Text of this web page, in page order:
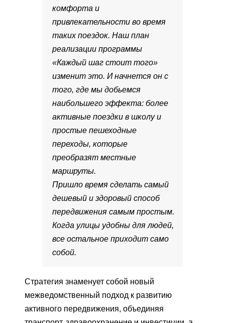
комфорта и
привлекательности во время
таких поездок. Наш план
реализации программы
«Каждый шаг стоит того»
изменит это. И начнется он с
того, где мы добьемся
наибольшего эффекта: более
активные поездки в школу и
простые пешеходные
переходы, которые
преобразят местные
маршруты.
Пришло время сделать самый
дешевый и здоровый способ
передвижения самым простым.
Когда улицы удобны для людей,
все остальное приходит само
собой.
Стратегия знаменует собой новый
межведомственный подход к развитию
активного передвижения, объединяя